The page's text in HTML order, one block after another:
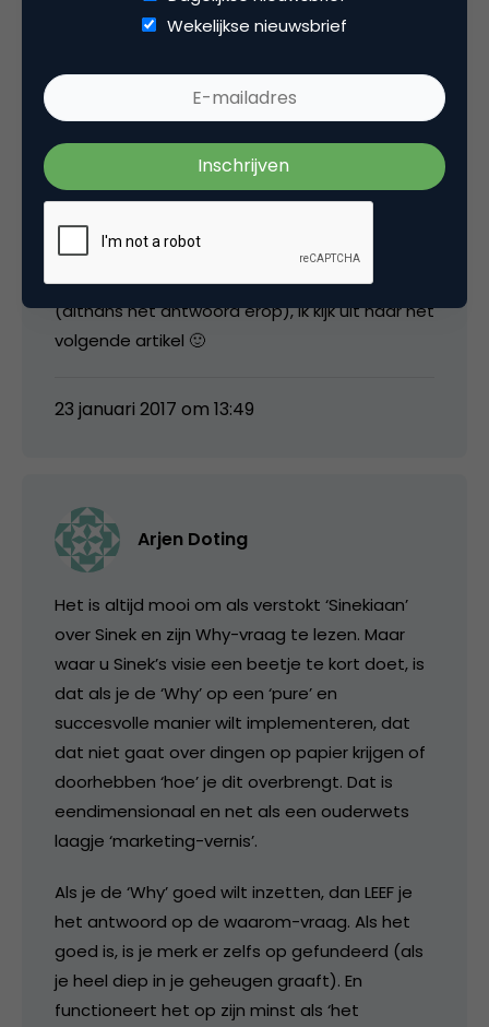
23 januari 2017 om 13:46
Gustavo Woltmann
Bedankt voor je antwoord Wim.
Die vraag verdient inderdaad wat meer uitleg
(althans het antwoord erop), ik kijk uit naar het
volgende artikel 🙂
23 januari 2017 om 13:49
Arjen Doting
Het is altijd mooi om als verstokt ‘Sinekiaan’
over Sinek en zijn Why-vraag te lezen. Maar
waar u Sinek’s visie een beetje te kort doet, is
dat als je de ‘Why’ op een ‘pure’ en
succesvolle manier wilt implementeren, dat
dat niet gaat over dingen op papier krijgen of
doorhebben ‘hoe’ je dit overbrengt. Dat is
eendimensionaal en net als een ouderwets
laagje ‘marketing-vernis’.
Als je de ‘Why’ goed wilt inzetten, dan LEEF je
het antwoord op de waarom-vraag. Als het
goed is, is je merk er zelfs op gefundeerd (als
je heel diep in je geheugen graaft). En
functioneert het op zijn minst als ‘het
Wekelijkse nieuwsbrief